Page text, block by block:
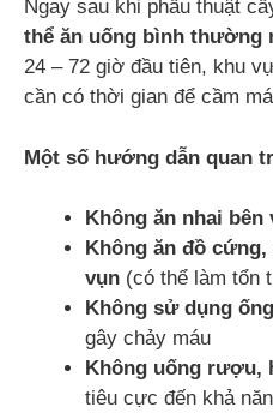
Ngay sau khi phẫu thuật
thể ăn uống bình thường
24 – 72 giờ đầu tiên, khu
cần có thời gian để cầm
Một số hướng dẫn quan
Không ăn nhai bên
Không ăn đồ
vụn (có thể làm tổn
Không sử dụng
gây chảy máu
Không uống rượu,
tiêu cực đến khả